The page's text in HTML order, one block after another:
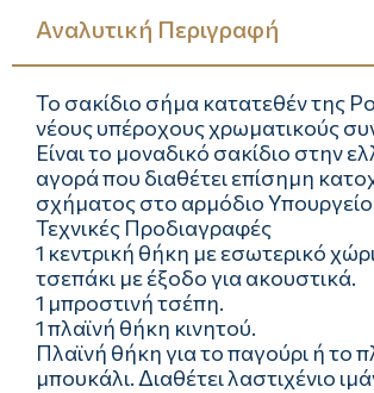
Αναλυτική Περιγραφή
Το σακίδιο σήμα κατατεθέν της
νέους υπέροχους χρωματικούς
Είναι τo μοναδικό σακίδιο στην
αγορά που διαθέτει επίσημη
σχήματος στο αρμόδιο
Τεχνικές Προδιαγραφές
1 κεντρική θήκη με εσωτερικό
τσεπάκι με έξοδο για ακουστικά.
1 μπροστινή τσέπη.
1 πλαϊνή θήκη κινητού.
Πλαϊνή θήκη για το παγούρι ή το
μπουκάλι. Διαθέτει λαστιχένιο